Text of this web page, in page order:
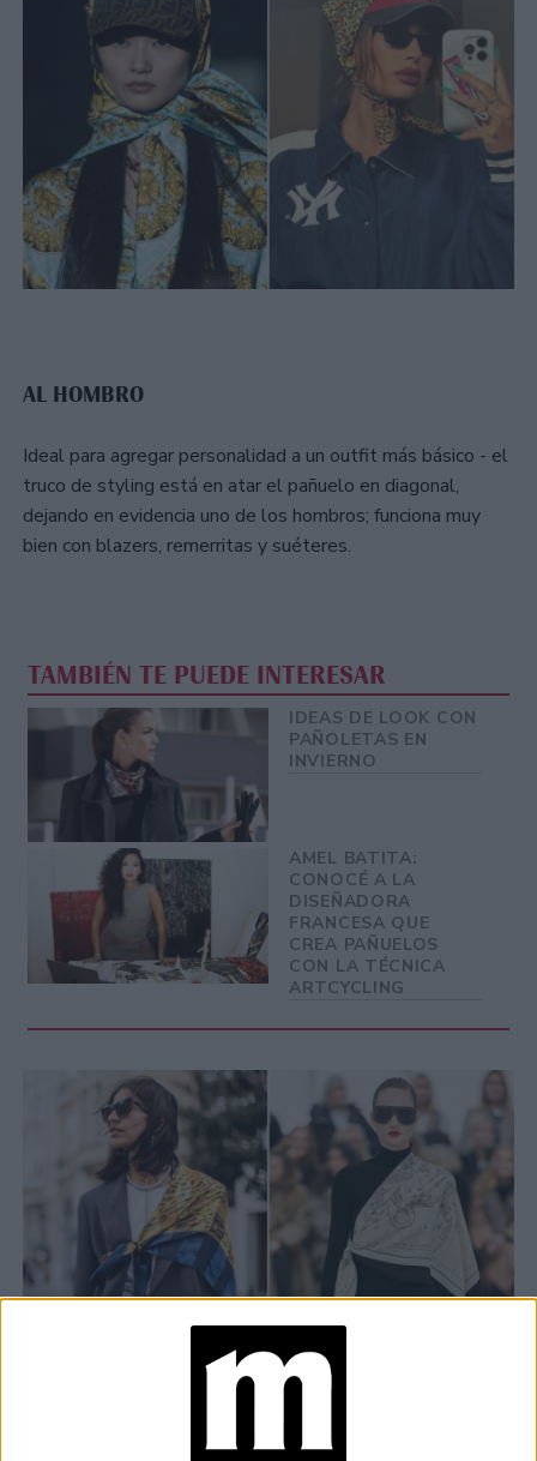
AL HOMBRO
Ideal para agregar personalidad a un outfit más básico - el
truco de styling está en atar el pañuelo en diagonal,
dejando en evidencia uno de los hombros; funciona muy
bien con blazers, remerritas y suéteres.
TAMBIÉN TE PUEDE INTERESAR
IDEAS DE LOOK CON
PAÑOLETAS EN
INVIERNO
AMEL BATITA:
CONOCÉ A LA
DISEÑADORA
FRANCESA QUE
CREA PAÑUELOS
CON LA TÉCNICA
ARTCYCLING